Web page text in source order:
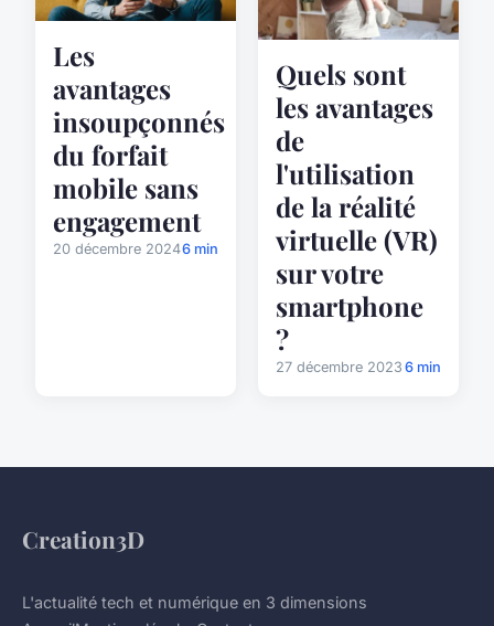
Les
avantages
insoupçonnés
du forfait
mobile sans
engagement
20 décembre 20246 min
Quels sont
les avantages
de
l'utilisation
de la réalité
virtuelle (VR)
sur votre
smartphone
?
27 décembre 2023 6 min
Creation3D
L'actualité tech et numérique en 3 dimensions